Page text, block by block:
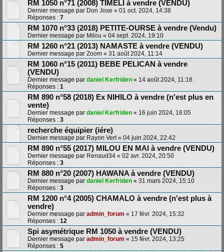
RM 1050 n°71 (2008) TIMELI à vendre (VENDU)
Dernier message par Don Jose « 01 oct. 2024, 14:38
Réponses : 7
RM 1070 n°33 (2018) PETITE-OURSE à vendre (Vendu)
Dernier message par Milou « 04 sept. 2024, 19:10
RM 1260 n°21 (2013) NAMASTE à vendre (VENDU)
Dernier message par Zoom « 31 août 2024, 11:14
RM 1060 n°15 (2011) BEBE PELICAN à vendre
(VENDU)
Dernier message par daniel Kerfriden « 14 août 2024, 11:18
Réponses : 1
RM 890 n°58 (2018) Ex NIHILO à vendre (n'est plus en
vente)
Dernier message par daniel Kerfriden « 16 juin 2024, 16:05
Réponses : 3
recherche équipier (iére)
Dernier message par Rayon Vert« 04 juin 2024, 22:42
RM 890 n°55 (2017) MILOU EN MAI à vendre (VENDU)
Dernier message par Renaud34 « 02 avr. 2024, 20:50
Réponses : 3
RM 880 n°20 (2007) HAWANA à vendre (VENDU)
Dernier message par daniel Kerfriden « 31 mars 2024, 15:10
Réponses : 3
RM 1200 n°4 (2005) CHAMALO à vendre (n'est plus à
vendre)
Dernier message par admin_forum « 17 févr. 2024, 15:32
Réponses : 12
Spi asymétrique RM 1050 à vendre (VENDU)
Dernier message par admin_forum « 15 févr. 2024, 13:25
Réponses : 5